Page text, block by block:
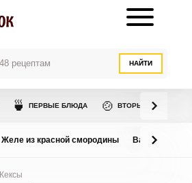
НАЙТИ
🍵 ПЕРВЫЕ БЛЮДА 🍲 ВТОРЫЕ БЛЮДА
Желе из красной смородины Варенье из
Кексы